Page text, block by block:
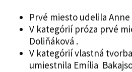
Prvé miesto udelila
V kategórií próza prvé
Doliňáková .
V kategórií vlastná
umiestnila Emília